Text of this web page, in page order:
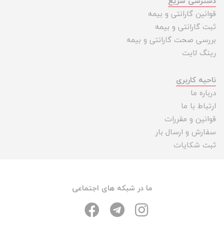
قوانین گارانتی و بیمه
ثبت گارانتی و بیمه
بررسی صحت گارانتی و بیمه
رینگ لایت
ناحیه کاربری
درباره ما
ارتباط با ما
قوانین و مقررات
سفارش و ارسال بار
ثبت شکایات
ما در شبکه های اجتماعی